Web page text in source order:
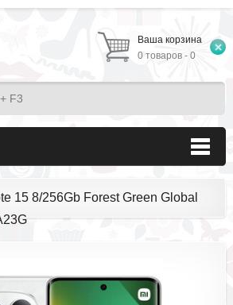
Ваша корзина
0 товаров - 0
15 8/256Gb Forest Green Global